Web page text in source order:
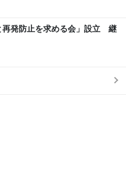
再発防止を求める会」設立 継